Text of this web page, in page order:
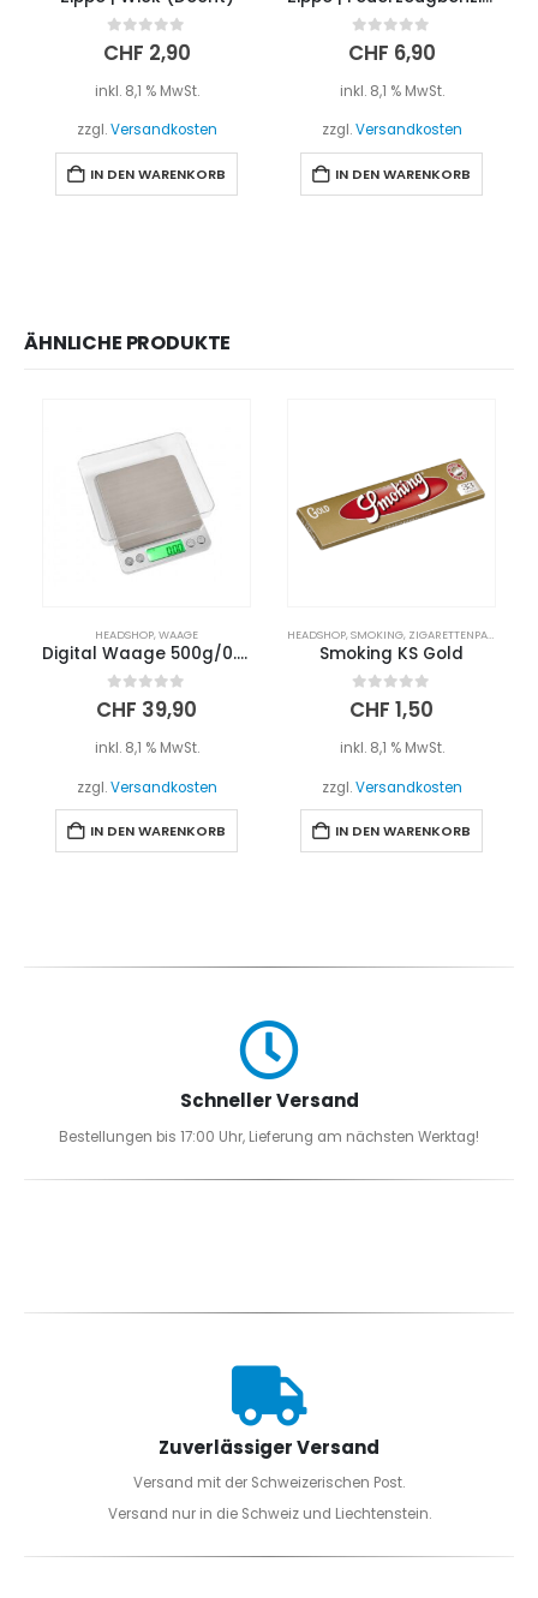
0 out of 5
CHF 2,90
inkl. 8,1 % MwSt.
zzgl.Versandkosten
IN DEN WARENKORB
0 out of 5
CHF 6,90
inkl. 8,1 % MwSt.
zzgl.Versandkosten
IN DEN WARENKORB
ÄHNLICHE PRODUKTE
HEADSHOP,WAAGE
Digital Waage 500g/0.01g
0out of 5
CHF 39,90
inkl. 8,1 % MwSt.
zzgl.Versandkosten
IN DEN WARENKORB
HEADSHOP,SMOKING, ZIGARETTENPAPIER
Smoking KS Gold
0out of 5
CHF 1,50
inkl. 8,1 % MwSt.
zzgl.Versandkosten
IN DEN WARENKORB
Schneller Versand
Bestellungen bis 17:00 Uhr, Lieferung am nächsten Werktag!
Zuverlässiger Versand
Versand mit der Schweizerischen Post.
Versand nur in die Schweiz und Liechtenstein.